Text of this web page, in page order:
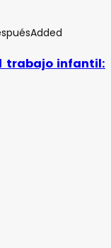
Added
trabajo infantil: